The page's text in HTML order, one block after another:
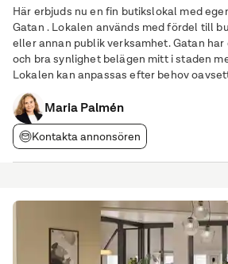
Här erbjuds nu en fin butikslokal med
Gatan . Lokalen används med fördel till
eller annan publik verksamhet. Gatan
och bra synlighet belägen mitt i staden
Lokalen kan anpassas efter behov
butik eller en kundmottagning. Vi
med mycket god
Maria Palmén
Kontakta annonsören